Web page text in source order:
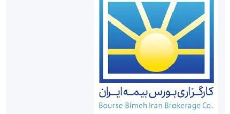
روابط عمومی خبرگزاری گزارش خبر